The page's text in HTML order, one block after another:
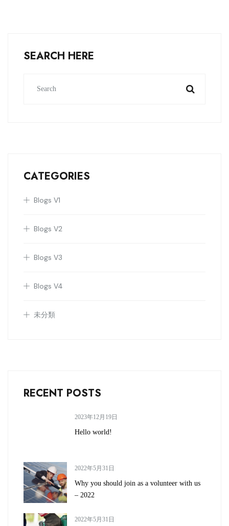
SEARCH HERE
CATEGORIES
Blogs V1
Blogs V2
Blogs V3
Blogs V4
未分類
RECENT POSTS
2023年12月19日
Hello world!
2022年5月31日
Why you should join as a volunteer with us
– 2022
2022年5月31日